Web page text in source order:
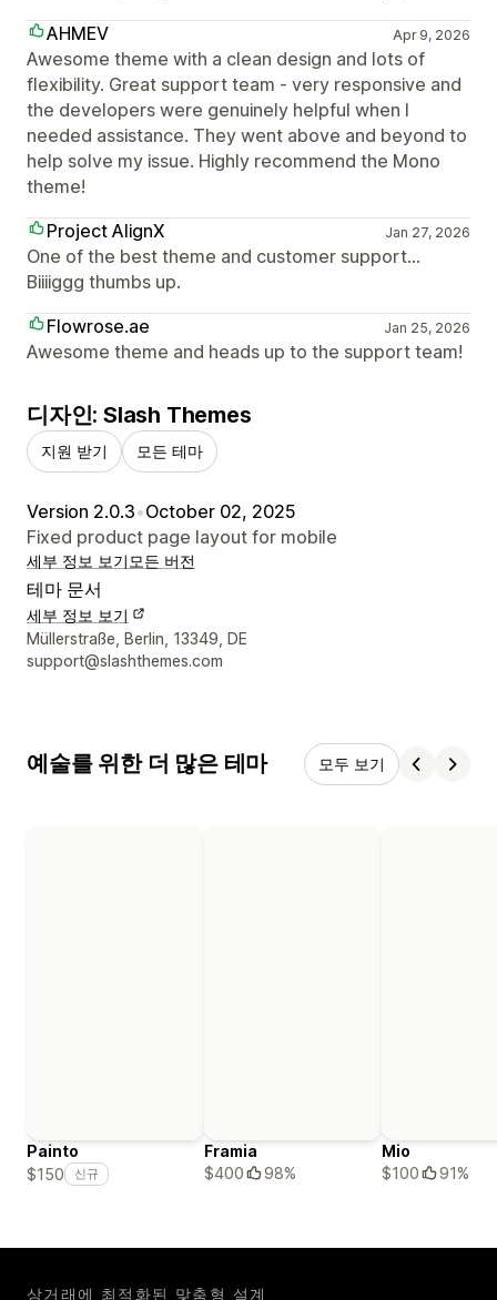
AHMEV
Apr 9, 2026
Awesome theme with a clean design and lots of
flexibility. Great support team - very responsive and
the developers were genuinely helpful when I
needed assistance. They went above and beyond to
help solve my issue. Highly recommend the Mono
theme!
Project AlignX
Jan 27, 2026
One of the best theme and customer support...
Biiiiggg thumbs up.
Flowrose.ae
Jan 25, 2026
Awesome theme and heads up to the support team!
디자인: Slash Themes
지원 받기 모든 테마
Version 2.0.3•October 02, 2025
Fixed product page layout for mobile
세부 정보 보기 모든 버전
테마 문서
세부 정보 보기
디자이너 연락처 세부 정보
Müllerstraße, Berlin, 13349, DE
support@slashthemes.com
예술를 위한 더 많은 테마 모두 보기
Painto
$150
신규
Framia
$400
98%
Mio
$100
91%
상거래에 최적화된 맞춤형 설계